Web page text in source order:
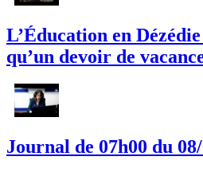
L’Éducation en
qu’un devoir de
Journal de 07h00 du